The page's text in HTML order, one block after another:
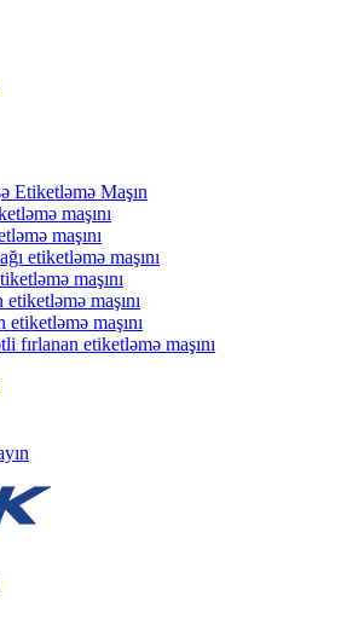
Etiketləmə Maşın
maşını
maşını
etiketləmə maşını
maşını
maşını
etiketləmə maşını
fırlanan etiketləmə maşını